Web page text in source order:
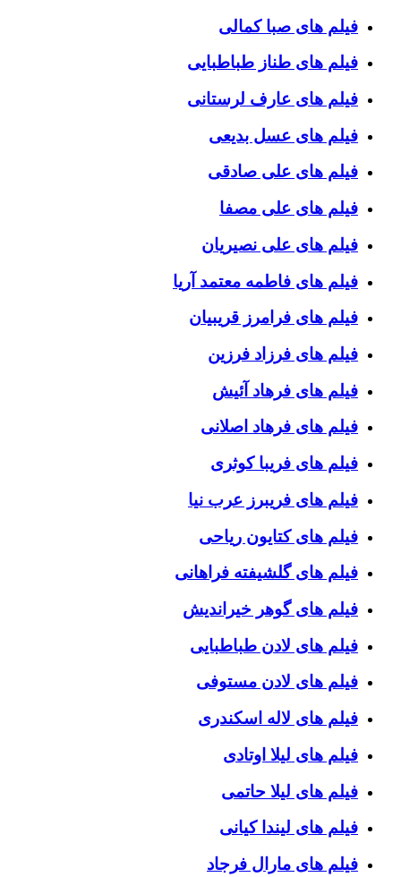
فیلم های صبا کمالی
فیلم های طناز طباطبایی
فیلم های عارف لرستانی
فیلم های عسل بدیعی
فیلم های علی صادقی
فیلم های علی مصفا
فیلم های علی نصیریان
فیلم های فاطمه معتمد آریا
فیلم های فرامرز قریبیان
فیلم های فرزاد فرزین
فیلم های فرهاد آئیش
فیلم های فرهاد اصلانی
فیلم های فریبا کوثری
فیلم های فریبرز عرب نیا
فیلم های کتایون ریاحی
فیلم های گلشیفته فراهانی
فیلم های گوهر خیراندیش
فیلم های لادن طباطبایی
فیلم های لادن مستوفی
فیلم های لاله اسکندری
فیلم های لیلا اوتادی
فیلم های لیلا حاتمی
فیلم های لیندا کیانی
فیلم های مارال فرجاد